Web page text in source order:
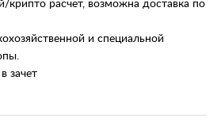
крипто расчет, возможна доставка по
и специальной
зачет